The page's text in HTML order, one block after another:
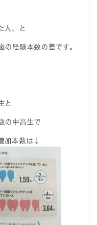
人、と
の経験本数の差です。
と
の中高生で
加本数は↓